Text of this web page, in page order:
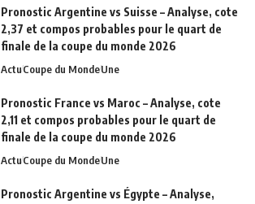
Pronostic Argentine vs Suisse – Analyse, cote
2,37 et compos probables pour le quart de
finale de la coupe du monde 2026
ActuCoupe du MondeUne
Pronostic France vs Maroc – Analyse, cote
2,11 et compos probables pour le quart de
finale de la coupe du monde 2026
ActuCoupe du MondeUne
Pronostic Argentine vs Égypte – Analyse,